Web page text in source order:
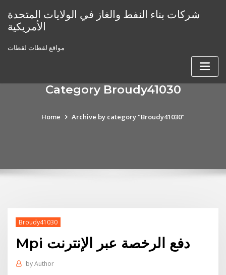
content
شركات بناء النفط والغاز في الولايات المتحدة
الأمريكية
مواقع لقطات لقطات
Category Broudy41030
Home Archive by category "Broudy41030"
Broudy41030
Mpi دفع الرخصة عبر الإنترنت
byAuthor